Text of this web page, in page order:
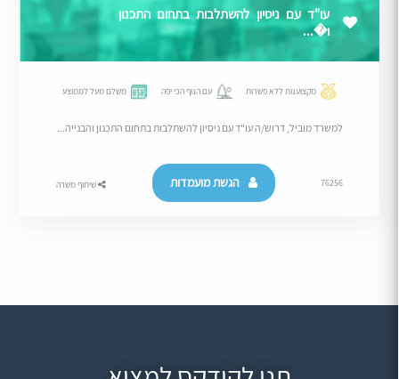
עו"ד עם ניסיון להשתלבות בתחום התכנון
ו�...
מקצוענות ללא פשרות עם הנוף הכי יפה משלם מעל לממוצע
למשרד מוביל, דרוש/ה עו"ד עם ניסיון להשתלבות בתחום התכנון והבנייה...
76256 הגשת מועמדות שיתוף משרה